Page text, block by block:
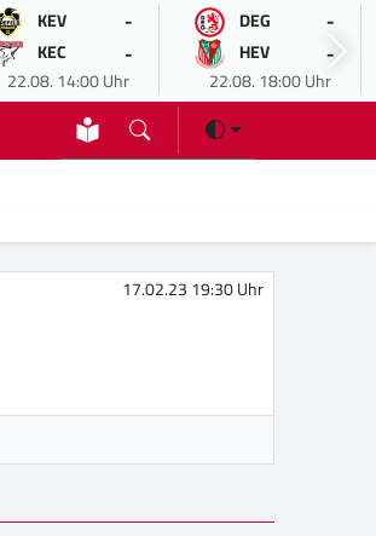
KEV -
KEC -
22.08. 14:00 Uhr
DEG -
HEV -
22.08. 18:00 Uhr
17.02.23 19:30 Uhr